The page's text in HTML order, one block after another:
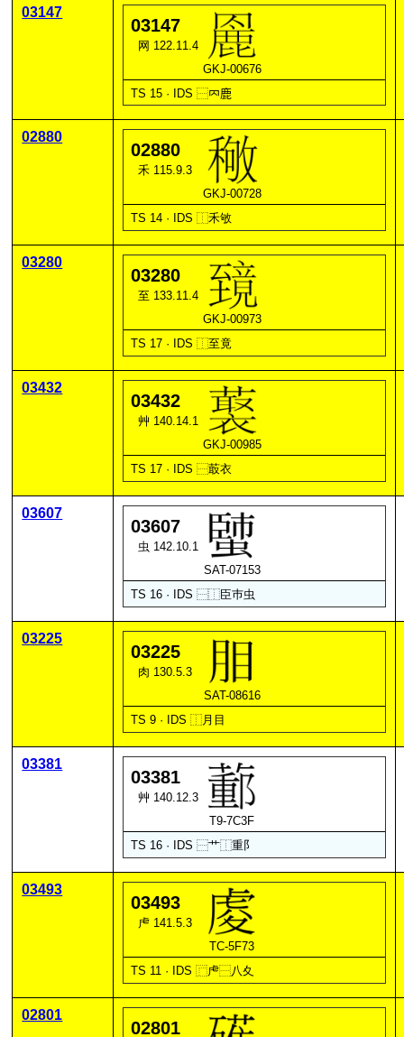
03147
03147
网 122.11.4
GKJ-00676
TS 15 · IDS⿱𠔿鹿
02880
02880
禾 115.9.3
GKJ-00728
TS 14 · IDS⿰禾敂
03280
03280
至 133.11.4
GKJ-00973
TS 17 · IDS⿰至竟
03432
03432
艸 140.14.1
GKJ-00985
TS 17 · IDS⿱菆衣
03607
03607
虫 142.10.1
SAT-07153
TS 16 · IDS⿱⿰臣巿虫
03225
03225
肉 130.5.3
SAT-08616
TS 9 · IDS⿰ 月 目
03381
03381
艸 140.12.3
T9-7C3F
TS 16 · IDS⿱艹⿰重阝
03493
03493
虍 141.5.3
TC-5F73
TS 11 · IDS⿸虍⿱八夊
02801
02801